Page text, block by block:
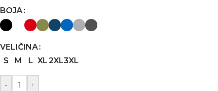
BOJA
VELIČINA
S
M L XL2XL3XL
- +